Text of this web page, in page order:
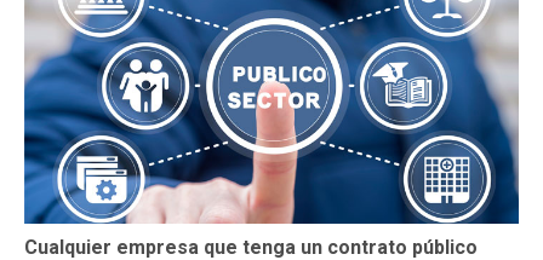
Cualquier empresa que tenga un contrato público